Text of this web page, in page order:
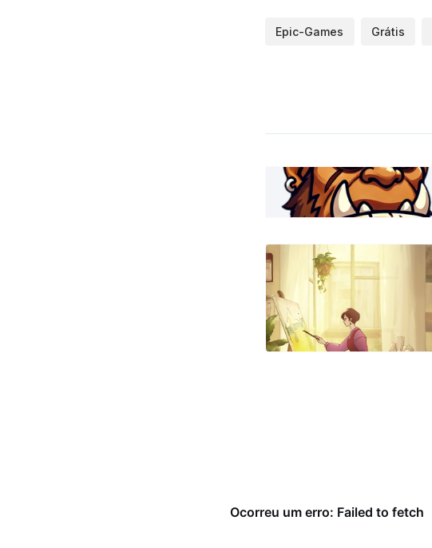
Epic-Games Grátis